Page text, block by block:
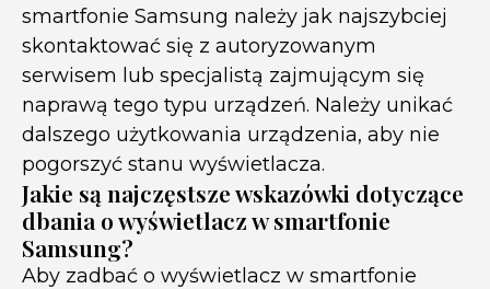
smartfonie Samsung należy jak najszybciej
skontaktować się z autoryzowanym
serwisem lub specjalistą zajmującym się
naprawą tego typu urządzeń. Należy unikać
dalszego użytkowania urządzenia, aby nie
pogorszyć stanu wyświetlacza.
Jakie są najczęstsze wskazówki dotyczące
dbania o wyświetlacz w smartfonie
Samsung?
Aby zadbać o wyświetlacz w smartfonie